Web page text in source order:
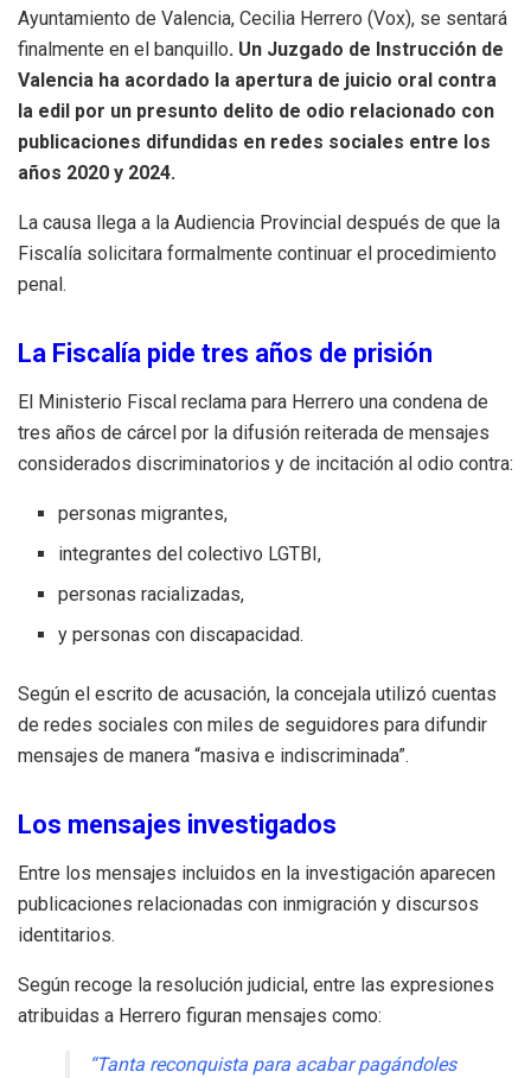
Ayuntamiento de Valencia, Cecilia Herrero (Vox), se sentará
finalmente en el banquillo. Un Juzgado de Instrucción de
Valencia ha acordado la apertura de juicio oral contra
la edil por un presunto delito de odio relacionado con
publicaciones difundidas en redes sociales entre los
años 2020 y 2024.
La causa llega a la Audiencia Provincial después de que la
Fiscalía solicitara formalmente continuar el procedimiento
penal.
La Fiscalía pide tres años de prisión
El Ministerio Fiscal reclama para Herrero una condena de
tres años de cárcel por la difusión reiterada de mensajes
considerados discriminatorios y de incitación al odio contra:
personas migrantes,
integrantes del colectivo LGTBI,
personas racializadas,
y personas con discapacidad.
Según el escrito de acusación, la concejala utilizó cuentas
de redes sociales con miles de seguidores para difundir
mensajes de manera “masiva e indiscriminada”.
Los mensajes investigados
Entre los mensajes incluidos en la investigación aparecen
publicaciones relacionadas con inmigración y discursos
identitarios.
Según recoge la resolución judicial, entre las expresiones
atribuidas a Herrero figuran mensajes como:
“Tanta reconquista para acabar pagándoles